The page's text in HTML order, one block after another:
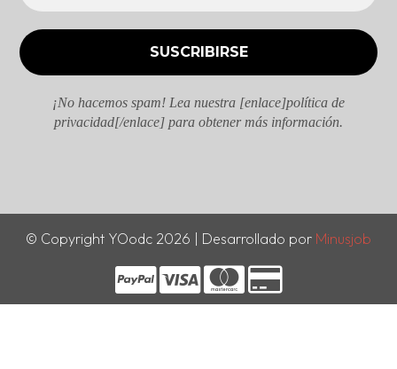
¡No hacemos spam! Lea nuestra [enlace]política de
privacidad[/enlace] para obtener más información.
© Copyright YOodc 2026 | Desarrollado por Minusjob